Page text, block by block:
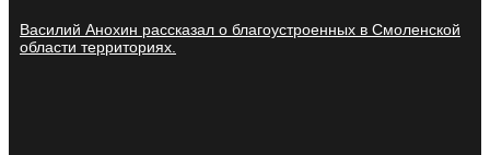
Василий Анохин рассказал о благоустроенных в Смоленской
области территориях.